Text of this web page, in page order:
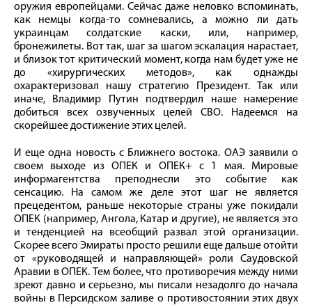
оружия европейцами. Сейчас даже неловко вспоминать,
как немцы когда-то сомневались, а можно ли дать
украинцам солдатские каски, или, например,
бронежилеты. Вот так, шаг за шагом эскалация нарастает,
и близок тот критический момент, когда нам будет уже не
до «хирургических методов», как однажды
охарактеризовал нашу стратегию Президент. Так или
иначе, Владимир Путин подтвердил наше намерение
добиться всех озвученных целей СВО. Надеемся на
скорейшее достижение этих целей.
И еще одна новость с Ближнего востока. ОАЭ заявили о
своем выходе из ОПЕК и ОПЕК+ с 1 мая. Мировые
информагентства преподнесли это событие как
сенсацию. На самом же деле этот шаг не является
прецедентом, раньше некоторые страны уже покидали
ОПЕК (например, Ангола, Катар и другие), не является это
и тенденцией на всеобщий развал этой организации.
Скорее всего Эмираты просто решили еще дальше отойти
от «руководящей и направляющей» роли Саудовской
Аравии в ОПЕК. Тем более, что противоречия между ними
зреют давно и серьезно, мы писали незадолго до начала
войны в Персидском заливе о противостоянии этих двух